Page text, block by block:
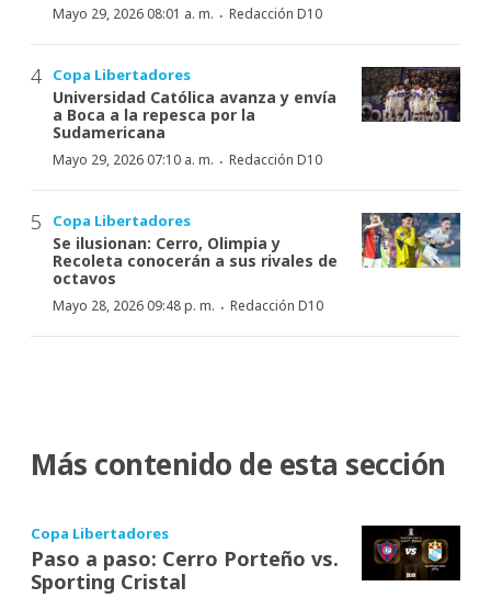
Mayo 29, 2026 08:01 a. m. · Redacción D10
Copa Libertadores
Universidad Católica avanza y envía
a Boca a la repesca por la
Sudamericana
Mayo 29, 2026 07:10 a. m. · Redacción D10
Copa Libertadores
Se ilusionan: Cerro, Olimpia y
Recoleta conocerán a sus rivales de
octavos
Mayo 28, 2026 09:48 p. m. · Redacción D10
Más contenido de esta sección
Copa Libertadores
Paso a paso: Cerro Porteño vs.
Sporting Cristal